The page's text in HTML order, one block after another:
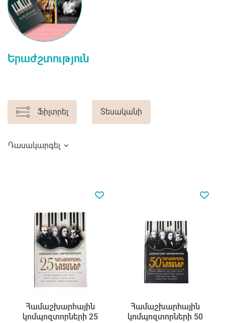
Երաժշտություն
Ֆիլտրել Տեսականի
Դասակարգել
Համաշխարհային
կոմպոզտորների 25
Համաշխարհային
կոմպոզտորների 50